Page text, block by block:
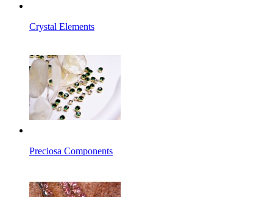
Crystal Elements
Preciosa Components